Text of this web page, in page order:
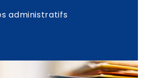
administratifs